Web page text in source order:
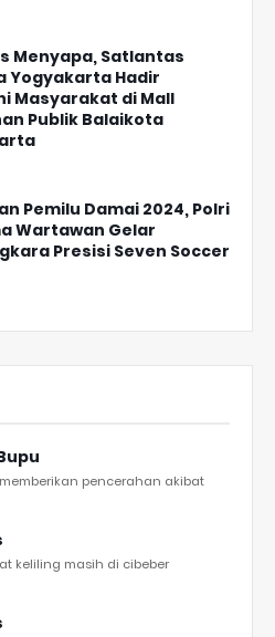
Menyapa, Satlantas
Yogyakarta Hadir
Masyarakat di Mall
Publik Balaikota
Pemilu Damai 2024, Polri
Wartawan Gelar
Presisi Seven Soccer
pencerahan akibat
keliling masih di cibeber